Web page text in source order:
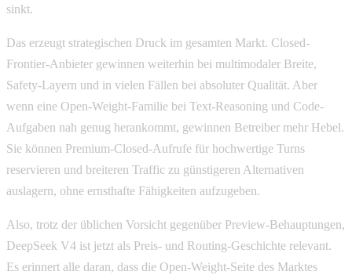
sinkt.
Das erzeugt strategischen Druck im gesamten Markt. Closed-
Frontier-Anbieter gewinnen weiterhin bei multimodaler Breite,
Safety-Layern und in vielen Fällen bei absoluter Qualität. Aber
wenn eine Open-Weight-Familie bei Text-Reasoning und Code-
Aufgaben nah genug herankommt, gewinnen Betreiber mehr Hebel.
Sie können Premium-Closed-Aufrufe für hochwertige Turns
reservieren und breiteren Traffic zu günstigeren Alternativen
auslagern, ohne ernsthafte Fähigkeiten aufzugeben.
Also, trotz der üblichen Vorsicht gegenüber Preview-Behauptungen,
DeepSeek V4 ist jetzt als Preis- und Routing-Geschichte relevant.
Es erinnert alle daran, dass die Open-Weight-Seite des Marktes